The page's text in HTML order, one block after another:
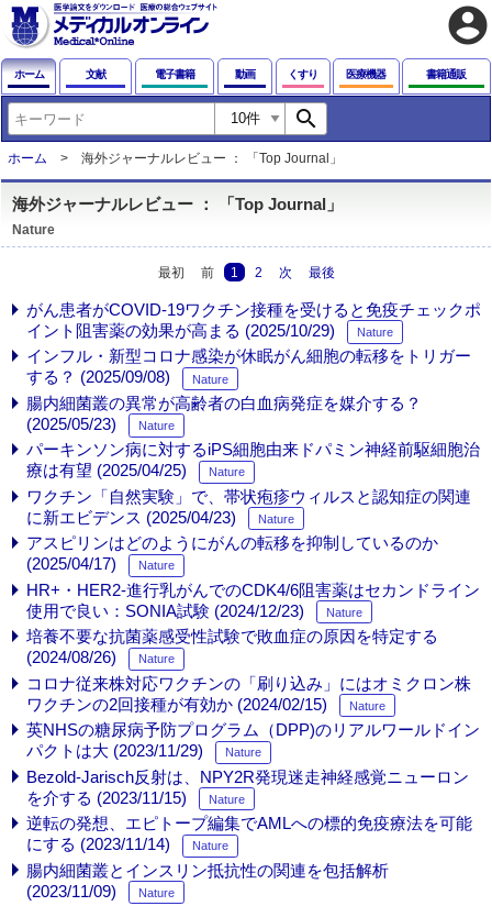
account_circle
ホーム 文献 電子書籍 動画 くすり 医療機器 書籍通販
search
ホーム 海外ジャーナルレビュー ： 「Top Journal」
海外ジャーナルレビュー ： 「Top Journal」
Nature
最初 前 1 2 次 最後
がん患者がCOVID-19ワクチン接種を受けると免疫チェックポ
イント阻害薬の効果が高まる (2025/10/29)
Nature
インフル・新型コロナ感染が休眠がん細胞の転移をトリガー
する？ (2025/09/08)
Nature
腸内細菌叢の異常が高齢者の白血病発症を媒介する？
(2025/05/23)
Nature
パーキンソン病に対するiPS細胞由来ドパミン神経前駆細胞治
療は有望 (2025/04/25)
Nature
ワクチン「自然実験」で、帯状疱疹ウィルスと認知症の関連
に新エビデンス (2025/04/23)
Nature
アスピリンはどのようにがんの転移を抑制しているのか
(2025/04/17)
Nature
HR+・HER2-進行乳がんでのCDK4/6阻害薬はセカンドライン
使用で良い：SONIA試験 (2024/12/23)
Nature
培養不要な抗菌薬感受性試験で敗血症の原因を特定する
(2024/08/26)
Nature
コロナ従来株対応ワクチンの「刷り込み」にはオミクロン株
ワクチンの2回接種が有効か (2024/02/15)
Nature
英NHSの糖尿病予防プログラム（DPP)のリアルワールドイン
パクトは大 (2023/11/29)
Nature
Bezold-Jarisch反射は、NPY2R発現迷走神経感覚ニューロン
を介する (2023/11/15)
Nature
逆転の発想、エピトープ編集でAMLへの標的免疫療法を可能
にする (2023/11/14)
Nature
腸内細菌叢とインスリン抵抗性の関連を包括解析
(2023/11/09)
Nature